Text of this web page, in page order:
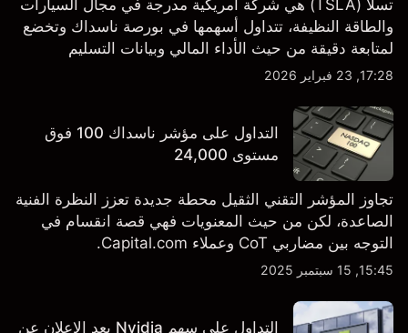
تسلا (TSLA) هي شركة أمريكية مدرجة في مجال السيارات
والطاقة النظيفة، تتداول أسهمها في بورصة ناسداك وتخضع
لمتابعة دقيقة من حيث الأداء المالي وبيانات التسليم
والتطورات في التكنولوجيا والتصنيع. استكشف أهداف أسعار
17:28, 23 فبراير 2026
التداول على مؤشر ناسداك 100 فوق
مستوى 24,000
تجاوز المؤشر التقني الثقيل محطة جديدة تعزز النظرة الفنية
الصاعدة، لكن من حيث المعنويات فهي قصة انقسام في
التوجه بين مضاربي CoT وعملاء Capital.com.
15:45, 15 سبتمبر 2025
التداول على سهم Nvidia بعد الاعلان عن